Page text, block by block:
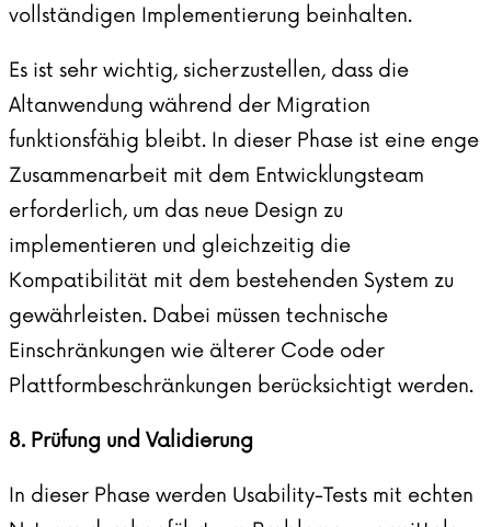
vollständigen Implementierung beinhalten.
Es ist sehr wichtig, sicherzustellen, dass die
Altanwendung während der Migration
funktionsfähig bleibt. In dieser Phase ist eine enge
Zusammenarbeit mit dem Entwicklungsteam
erforderlich, um das neue Design zu
implementieren und gleichzeitig die
Kompatibilität mit dem bestehenden System zu
gewährleisten. Dabei müssen technische
Einschränkungen wie älterer Code oder
Plattformbeschränkungen berücksichtigt werden.
8. Prüfung und Validierung
In dieser Phase werden Usability-Tests mit echten